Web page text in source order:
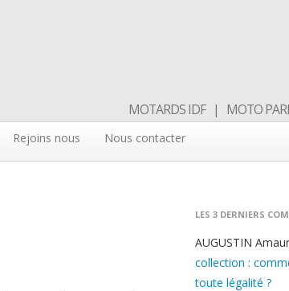
MOTARDS IDF | MOTO
Rejoins nous Nous contacter
LES 3 DERNIERS
AUGUSTIN
collection :
toute légalité ?